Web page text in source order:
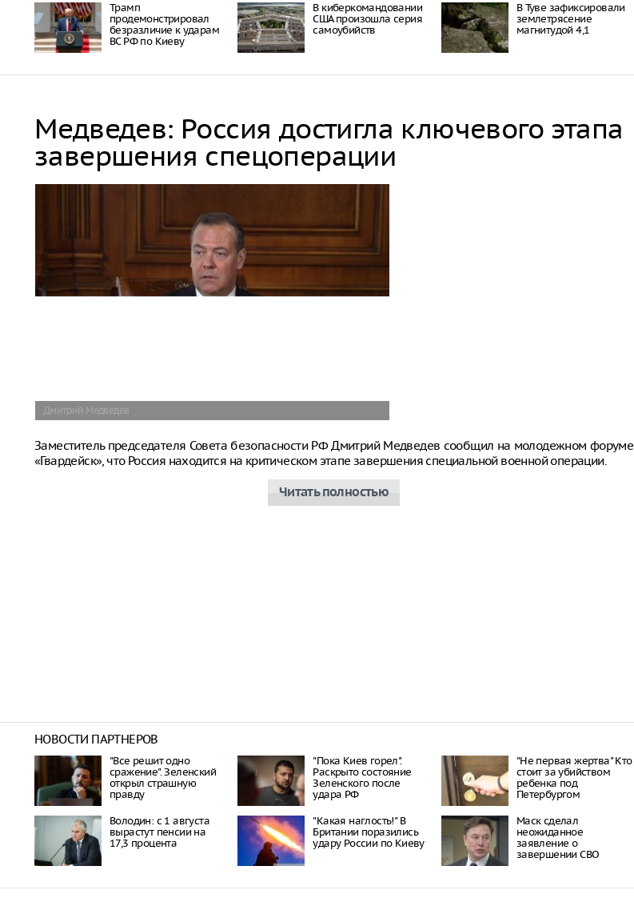
Трамп
продемонстрировал
безразличие к ударам
ВС РФ по Киеву
В киберкомандовании
США произошла серия
самоубийств
В Туве зафиксировали
землетрясение
магнитудой 4,1
Медведев: Россия достигла ключевого этапа
завершения спецоперации
Дмитрий Медведев
Заместитель председателя Совета безопасности РФ Дмитрий Медведев сообщил на молодежном форуме
«Гвардейск», что Россия находится на критическом этапе завершения специальной военной операции.
Читать полностью
НОВОСТИ ПАРТНЕРОВ
"Все решит одно
сражение". Зеленский
открыл страшную
правду
"Пока Киев горел".
Раскрыто состояние
Зеленского после
удара РФ
"Не первая жертва" Кто
стоит за убийством
ребенка под
Петербургом
Володин: с 1 августа
вырастут пенсии на
17,3 процента
"Какая наглость!" В
Британии поразились
удару России по Киеву
Маск сделал
неожиданное
заявление о
завершении СВО